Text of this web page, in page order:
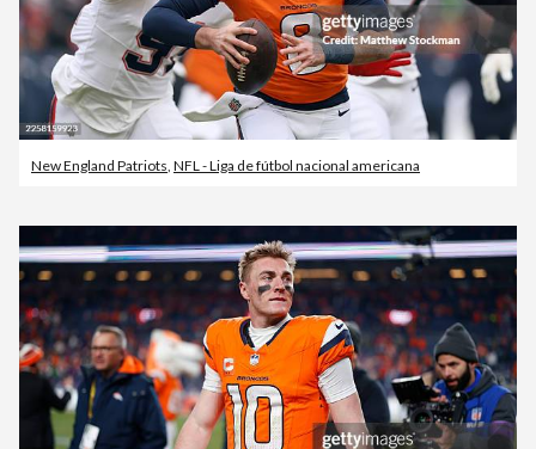
New England Patriots, NFL - Liga de fútbol nacional americana